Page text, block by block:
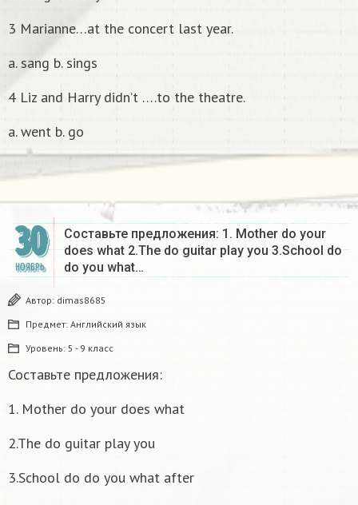
3 Marianne…at the concert last year.
a. sang b. sings
4 Liz and Harry didn’t ….to the theatre.
a. went b. go
30
НОЯБРЬ
Составьте предложения: 1. Mother do your
does what 2.The do guitar play you 3.School do
do you what…
Автор: dimas8685
Предмет: Английский язык
Уровень: 5 - 9 класс
Составьте предложения:
1. Mother do your does what
2.The do guitar play you
3.School do do you what after